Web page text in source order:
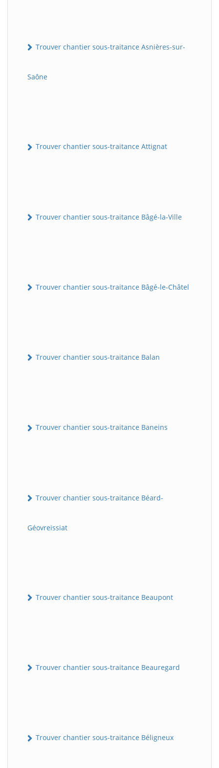
Trouver chantier sous-traitance Asnières-sur-
Saône
Trouver chantier sous-traitance Attignat
Trouver chantier sous-traitance Bâgé-la-Ville
Trouver chantier sous-traitance Bâgé-le-Châtel
Trouver chantier sous-traitance Balan
Trouver chantier sous-traitance Baneins
Trouver chantier sous-traitance Béard-
Géovreissiat
Trouver chantier sous-traitance Beaupont
Trouver chantier sous-traitance Beauregard
Trouver chantier sous-traitance Béligneux